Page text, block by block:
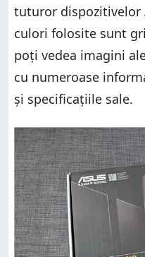
tuturor dispozitivelor
culori folosite sunt
poți vedea imagini
cu numeroase
și specificațiile sale.